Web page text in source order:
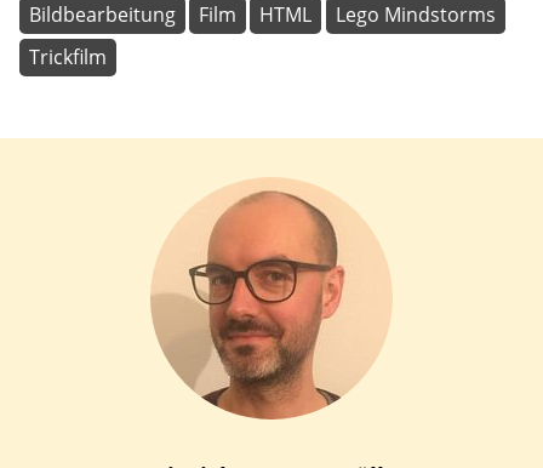
Bildbearbeitung Film HTML
Lego Mindstorms
Trickfilm